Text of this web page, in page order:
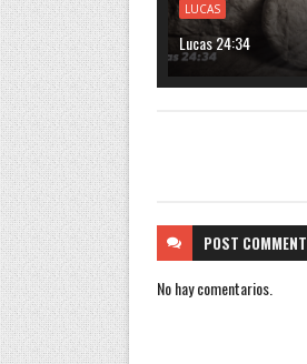
LUCAS
Lucas 24:34
POST COMMENT
No hay comentarios.